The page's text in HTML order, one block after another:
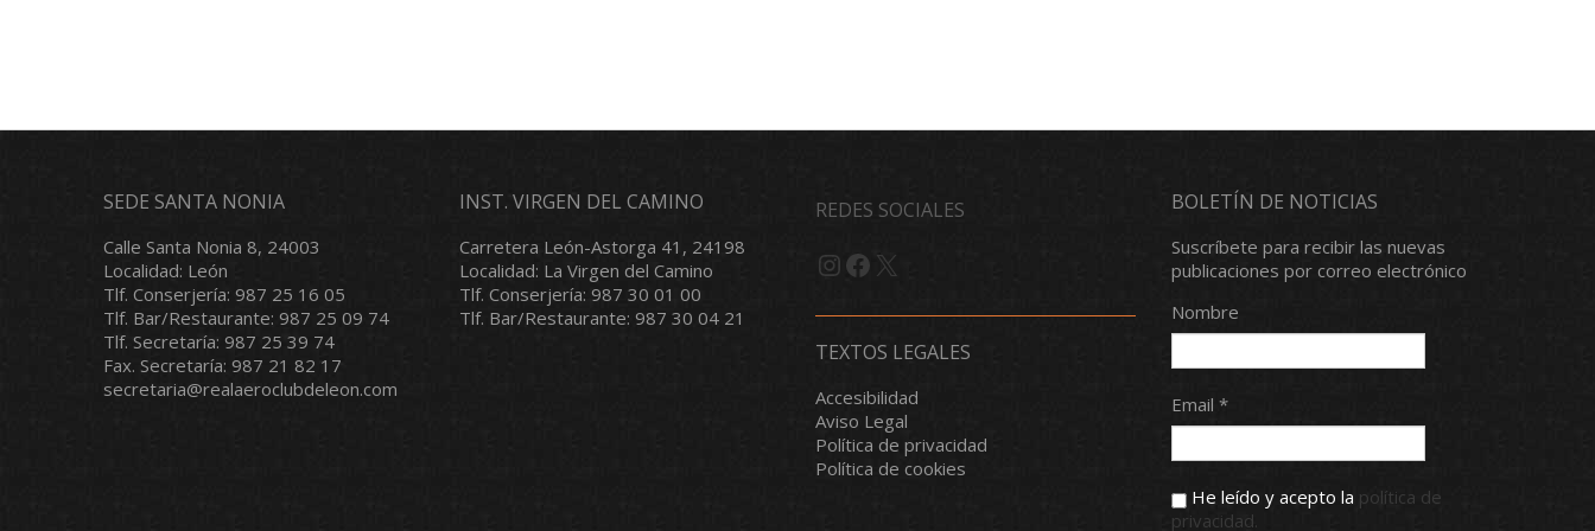
SEDE SANTA NONIA
Calle Santa Nonia 8, 24003
Localidad: León
Tlf. Conserjería: 987 25 16 05
Tlf. Bar/Restaurante: 987 25 09 74
Tlf. Secretaría: 987 25 39 74
Fax. Secretaría: 987 21 82 17
secretaria@realaeroclubdeleon.com
INST. VIRGEN DEL CAMINO
Carretera León-Astorga 41, 24198
Localidad: La Virgen del Camino
Tlf. Conserjería: 987 30 01 00
Tlf. Bar/Restaurante: 987 30 04 21
REDES SOCIALES
Instagram
Facebook
X
TEXTOS LEGALES
Accesibilidad
Aviso Legal
Política de privacidad
Política de cookies
BOLETÍN DE NOTICIAS
Suscríbete para recibir las nuevas
publicaciones por correo electrónico
Nombre
Email *
He leído y acepto la política de
privacidad.